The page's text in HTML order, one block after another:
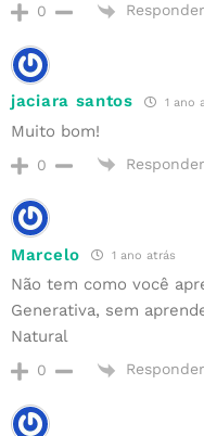
0 Responder
jaciara santos 1 ano
Muito bom!
0 Responder
Marcelo 1 ano atrás
Não tem como você
Generativa, sem
Natural
0 Responder